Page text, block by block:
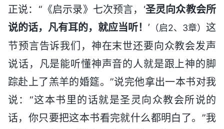
正说：“《启示录》七次预言，‘圣灵向众教会所
说的话，凡有耳的，就应当听！ ’ （启2、3章） 这
节预言告诉我们，神在末世还要向众教会发声
说话，凡是能听懂神声音的人就是跟上神的脚
踪赴上了羔羊的婚筵。”说完他拿出一本书对我
说：“这本书里的话就是圣灵向众教会所说的
话，你只要把这本书看完就什么都明白了。”我